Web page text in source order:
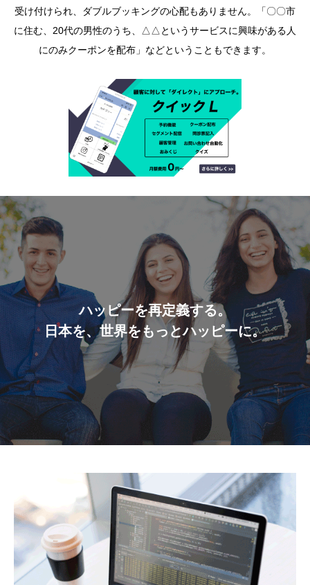
受け付けられ、ダブルブッキングの心配もありません。「〇〇市
に住む、20代の男性のうち、△△というサービスに興味がある人
にのみクーポンを配布」などということもできます。
ハッピーを再定義する。
日本を、世界をもっとハッピーに。